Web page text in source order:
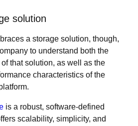
solution
a storage solution, though,
to understand both the
that solution, as well as the
characteristics of the
is a robust, software-defined
scalability, simplicity, and